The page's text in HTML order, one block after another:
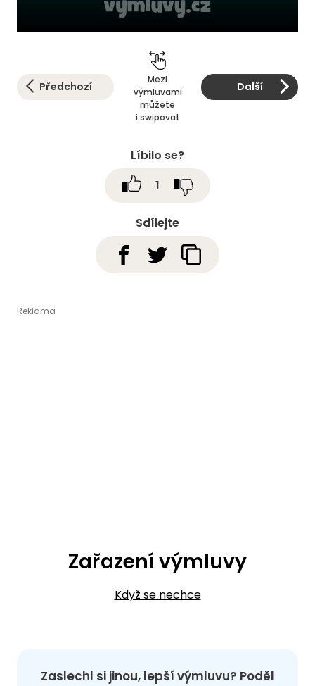
Předchozí
Mezi
výmluvami
můžete
i swipovat
Další
Sdílejte
Líbilo se?
1
Zařazení výmluvy
Když se nechce
Zaslechl si jinou, lepší výmluvu? Poděl